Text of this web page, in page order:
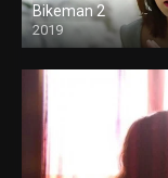
Bikeman 2
2019